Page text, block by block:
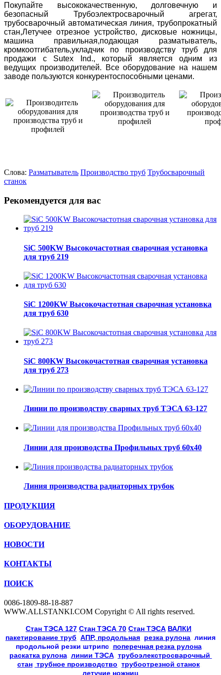
Покупайте высококачественную, долговечную и
безопасный Трубоэлектросварочный агрегат,
трубосварочный автоматическая линия, трубопрокатный
стан,Летучее отрезное устройство, дисковые ножницы,
машина правильная,подающая разматыватель,
кромкоотгибатель,укладчик по производству труб для
продажи с Sutex Ind., который является одним из
ведущих производителей. Все оборудование на нашем
заводе пользуются конкурентоспособными ценами.
Слова: Разматыватель Производство труб Трубосварочный
станок
Рекомендуется для вас
SiC 500KW Высокочастотная сварочная установка
для труб 219
SiC 1200KW Высокочастотная сварочная установка
для труб 630
SiC 800KW Высокочастотная сварочная установка
для труб 273
Линии по производству сварных труб ТЭСА 63-127
Линии для производства Профильных труб 60х40
Линия производства радиаторных трубок
ПРОДУКЦИЯ
ОБОРУДОВАНИЕ
НОВОСТИ
КОНТАКТЫ
ПОИСК
0086-1809-88-18-887
WWW.ALLSTANKI.COM Copyright © All rights reserved.
Cтан ТЭСА 127 Cтан ТЭСА 70 Cтан ТЭСА ВАЛКИ
пакетирование труб АПР, продольная резка рулона линия
продольной резки штрипс, поперечная резка рулона
раскатка рулона, линии ТЭСА, трубоэлекстросварочный
стан трубное производство трубоотрезной станок
летучие ножниц